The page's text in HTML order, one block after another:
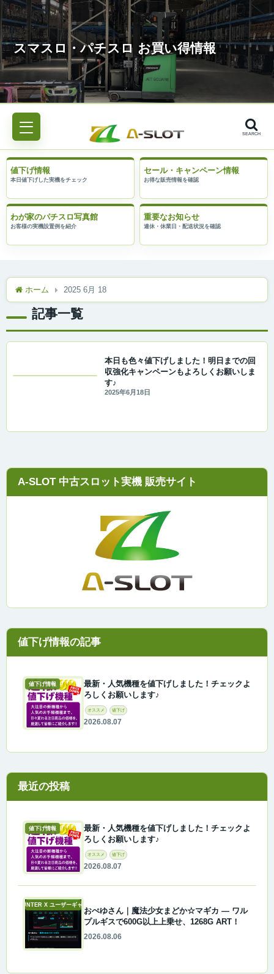
SEARCH
値下げ情報 セール・キャンペーン情報
わが家のパチスロ写真館 重要なお知らせ
ホーム 2025 6月 18
記事一覧
本日も色々値下げしました！明日までの回
収強化キャンペーンもよろしくお願いしま
す♪
2025年6月18日
A-SLOT 中古スロット実機 販売サイト
値下げ情報
最新・人気機種を値下げしました！チェックよ
ろしくお願いします♪
オススメ 値下げ
2026.08.07
最近の投稿
値下げ情報
最新・人気機種を値下げしました！チェックよ
ろしくお願いします♪
オススメ 値下げ
2026.08.07
A-COUNTER X ユーザーギャラリー
おぺゆさん｜魔法少女まどか☆マギカ ― ワル
プルギスで600G以上上乗せ、1268G ART！
2026.08.06